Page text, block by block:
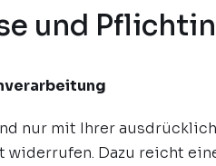
und
nur mit Ihrer
Dazu reicht